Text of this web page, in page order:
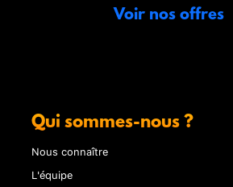
Voir nos offres
Qui sommes-nous ?
Nous connaître
L'équipe